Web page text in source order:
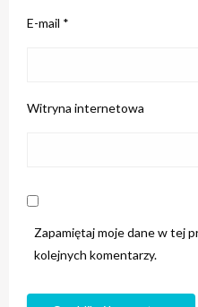
E-mail *
Witryna internetowa
Zapamiętaj moje dane w tej
kolejnych komentarzy.